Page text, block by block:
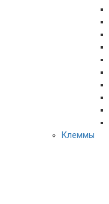
Клеммы